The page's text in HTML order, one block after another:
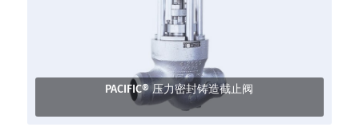
PACIFIC® 压力密封铸造截止阀